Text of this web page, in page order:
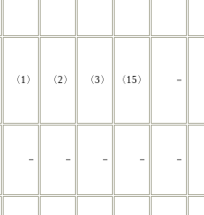
〈1〉 〈2〉 〈3〉 〈15〉 －
－ － － － －